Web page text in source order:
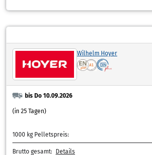
Wilhelm Hoyer
bis Do 10.09.2026
(in 25 Tagen)
1000 kg Pelletspreis:
Brutto gesamt: Details